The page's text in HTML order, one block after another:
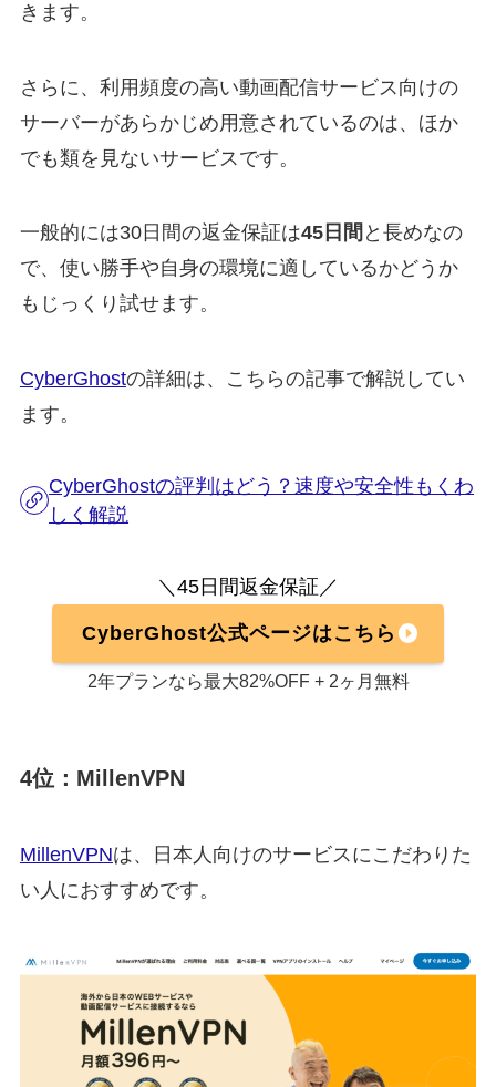
きます。
さらに、利用頻度の高い動画配信サービス向けの
サーバーがあらかじめ用意されているのは、ほか
でも類を見ないサービスです。
一般的には30日間の返金保証は45日間 と長めなの
で、使い勝手や自身の環境に適しているかどうか
もじっくり試せます。
CyberGhostの詳細は、こちらの記事で解説してい
ます。
CyberGhostの評判はどう？速度や安全性もくわ
しく解説
＼45日間返金保証／
CyberGhost公式ページはこちら
2年プランなら最大82%OFF + 2ヶ月無料
4位：MillenVPN
MillenVPNは、日本人向けのサービスにこだわりた
い人におすすめです。